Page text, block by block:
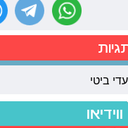
עדי ביטי
ווידיאו